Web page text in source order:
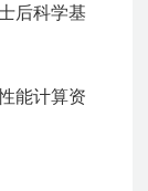
后科学基
能计算资